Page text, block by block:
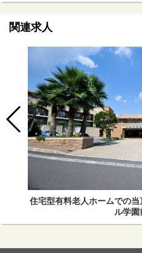
関連求人
住宅型有料老人ホームでの
ル学園